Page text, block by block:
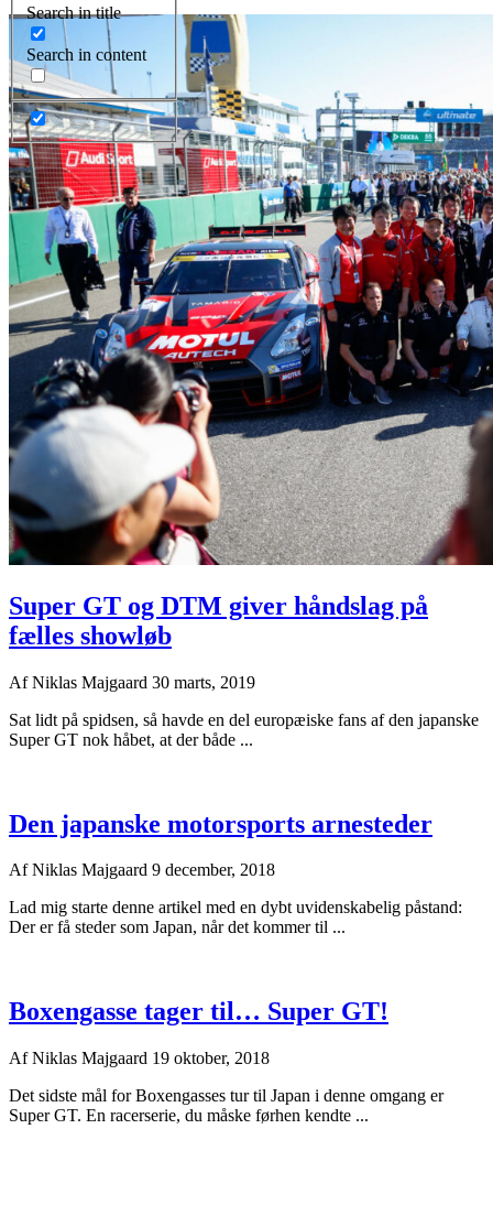
Search in title
Search in content
Super GT og DTM giver håndslag på
fælles showløb
AfNiklas Majgaard 30 marts, 2019
Sat lidt på spidsen, så havde en del europæiske fans af den japanske
Super GT nok håbet, at der både ...
Den japanske motorsports arnesteder
AfNiklas Majgaard 9 december, 2018
Lad mig starte denne artikel med en dybt uvidenskabelig påstand:
Der er få steder som Japan, når det kommer til ...
Boxengasse tager til… Super GT!
AfNiklas Majgaard 19 oktober, 2018
Det sidste mål for Boxengasses tur til Japan i denne omgang er
Super GT. En racerserie, du måske førhen kendte ...